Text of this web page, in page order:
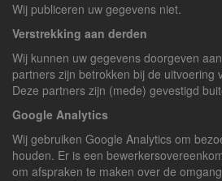
Wij publiceren uw gegevens niet.
Verstrekking aan derden
Wij kunnen uw gegevens doorgeven
partners zijn betrokken bij de uitvoering
Deze partners zijn (mede) gevestigd
Google Analytics
Wij gebruiken Google Analytics om
houden. Er is een
om afspraken te maken over de